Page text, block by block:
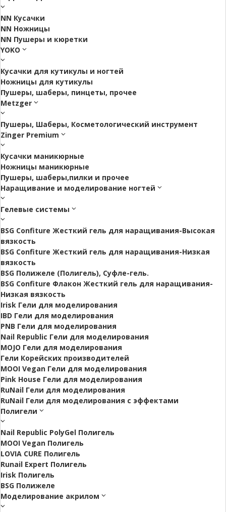
NN Кусачки
NN Ножницы
NN Пушеры и кюретки
YOKO
Кусачки для кутикулы и ногтей
Ножницы для кутикулы
Пушеры, шаберы, пинцеты, прочее
Metzger
Пушеры, Шаберы, Косметологический инструмент
Zinger Premium
Кусачки маникюрные
Ножницы маникюрные
Пушеры, шаберы,пилки и прочее
Наращивание и моделирование ногтей
Гелевые системы
BSG Confiture Жесткий гель для наращивания-Высокая
вязкость
BSG Confiture Жесткий гель для наращивания-Низкая
вязкость
BSG Полижеле (Полигель), Суфле-гель.
BSG Confiture Флакон Жесткий гель для наращивания-
Низкая вязкость
Irisk Гели для моделирования
IBD Гели для моделирования
PNB Гели для моделирования
Nail Republic Гели для моделирования
MOJO Гели для моделирования
Гели Корейских производителей
MOOI Vegan Гели для моделирования
Pink House Гели для моделирования
RuNail Гели для моделирования
RuNail Гели для моделирования с эффектами
Полигели
Nail Republic PolyGel Полигель
MOOI Vegan Полигель
LOVIA CURE Полигель
Runail Expert Полигель
Irisk Полигель
BSG Полижеле
Моделирование акрилом